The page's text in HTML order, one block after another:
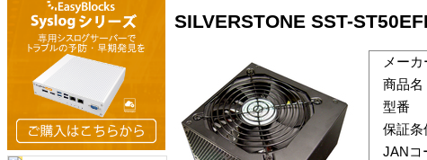
SILVERSTONE SST-
メーカ
商品名
型番
保証条
JANコ